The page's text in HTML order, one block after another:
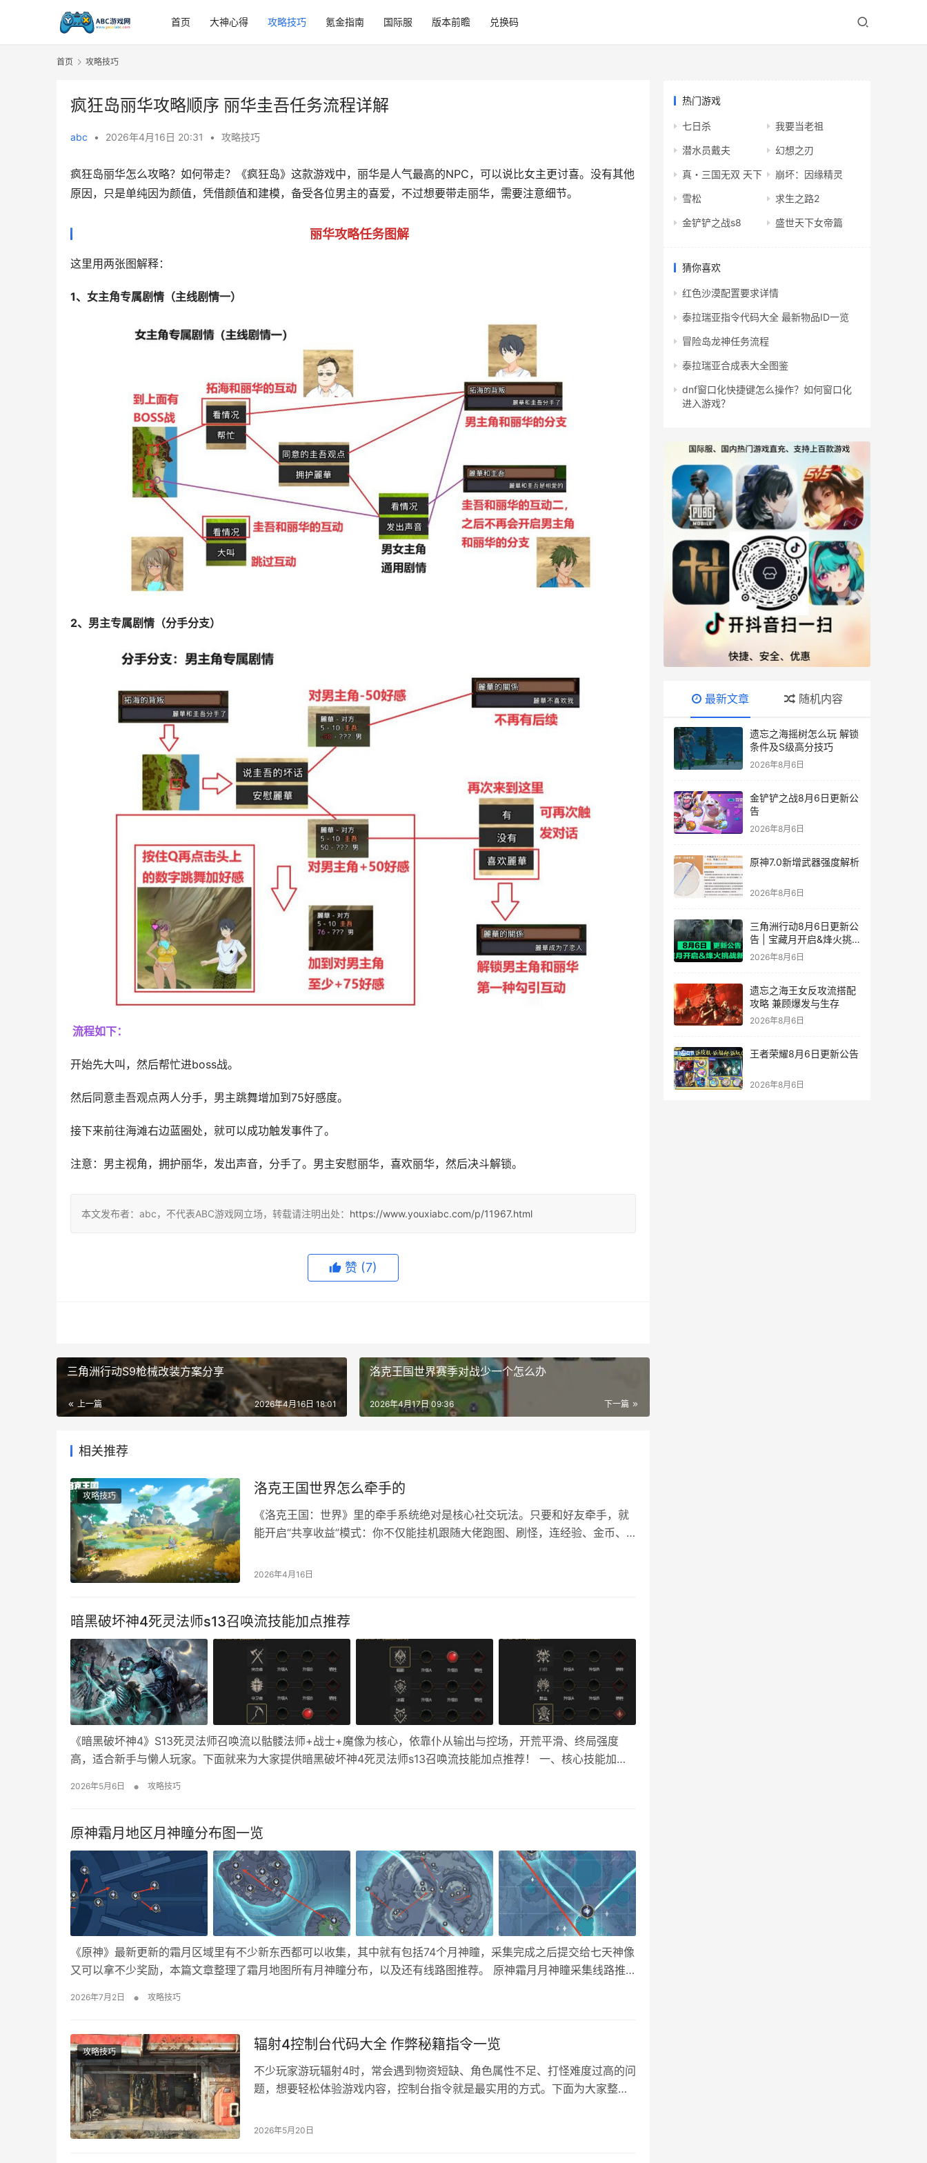
首页 大神心得 攻略技巧 氪金指南 国际服 版本前瞻 兑换码
首页 攻略技巧
疯狂岛丽华攻略顺序 丽华圭吾任务流程详解
abc • 2026年4月16日 20:31 • 攻略技巧
疯狂岛丽华怎么攻略？如何带走？《疯狂岛》这款游戏中，丽华是人气最高的NPC，可以说比女主更讨喜。没有其他
原因，只是单纯因为颜值，凭借颜值和建模，备受各位男主的喜爱，不过想要带走丽华，需要注意细节。
丽华攻略任务图解
这里用两张图解释：
1、女主角专属剧情（主线剧情一）
2、男主专属剧情（分手分支）
流程如下：
开始先大叫，然后帮忙进boss战。
然后同意圭吾观点两人分手，男主跳舞增加到75好感度。
接下来前往海滩右边蓝圈处，就可以成功触发事件了。
注意：男主视角，拥护丽华，发出声音，分手了。男主安慰丽华，喜欢丽华，然后决斗解锁。
本文发布者：abc，不代表ABC游戏网立场，转载请注明出处： https://www.youxiabc.com/p/11967.html
赞 (7)
三角洲行动S9枪械改装方案分享
上一篇 2026年4月16日 18:01
洛克王国世界赛季对战少一个怎么办
下一篇
2026年4月17日 09:36
相关推荐
攻略技巧 洛克王国世界怎么牵手的
《洛克王国：世界》里的牵手系统绝对是核心社交玩法。只要和好友牵手，就
能开启“共享收益”模式：你不仅能挂机跟随大佬跑图、刷怪，连经验、金币、
器，轻松实现资源翻倍，冒险效率直接起飞！ 洛克王国世界牵手怎么弄 前提条
2026年4月16日
暗黑破坏神4死灵法师s13召唤流技能加点推荐
《暗黑破坏神4》S13死灵法师召唤流以骷髅法师+战士+魔像为核心，依靠仆从输出与控场，开荒平滑、终局强度
高，适合新手与懒人玩家。下面就来为大家提供暗黑破坏神4死灵法师s13召唤流技能加点推荐！ 一、核心技能加点
5/5：前排坦伤+输出，…
2026年5月6日 • 攻略技巧
原神霜月地区月神瞳分布图一览
《原神》最新更新的霜月区域里有不少新东西都可以收集，其中就有包括74个月神瞳，采集完成之后提交给七天神像
又可以拿不少奖励，本篇文章整理了霜月地图所有月神瞳分布，以及还有线路图推荐。 原神霜月月神瞳采集线路推
2026年7月2日 • 攻略技巧
攻略技巧 辐射4控制台代码大全 作弊秘籍指令一览
不少玩家游玩辐射4时，常会遇到物资短缺、角色属性不足、打怪难度过高的问
题，想要轻松体验游戏内容，控制台指令就是最实用的方式。下面为大家整理
作简单适配全版本！ 一、控制台开启方法 游戏默认按下键盘~键即可调出控制
2026年5月20日
热门游戏
七日杀 我要当老祖
潜水员戴夫 幻想之刃
真・三国无双 天下 崩坏：因缘精灵
雪松 求生之路2
金铲铲之战s8 盛世天下女帝篇
猜你喜欢
红色沙漠配置要求详情
泰拉瑞亚指令代码大全 最新物品ID一览
冒险岛龙神任务流程
泰拉瑞亚合成表大全图鉴
dnf窗口化快捷键怎么操作？如何窗口化
进入游戏？
最新文章 随机内容
遗忘之海摇树怎么玩 解锁
条件及S级高分技巧
2026年8月6日
金铲铲之战8月6日更新公
告
2026年8月6日
原神7.0新增武器强度解析
2026年8月6日
三角洲行动8月6日更新公
告 | 宝藏月开启&烽火挑
战新赛段！
2026年8月6日
遗忘之海王女反攻流搭配
攻略 兼顾爆发与生存
2026年8月6日
王者荣耀8月6日更新公告
2026年8月6日